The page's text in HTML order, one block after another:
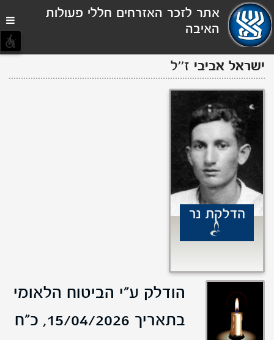
תפריט
נגישות
אתר לזכר האזרחים חללי פעולות
האיבה
ישראל אביבי ז''ל
הדלקת נר
הודלק ע"י הביטוח הלאומי
בתאריך 15/04/2026,
כ"ח